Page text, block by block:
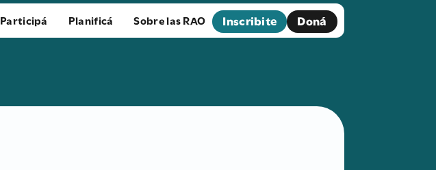
Participá Planificá Sobre las RAO Inscribite Doná